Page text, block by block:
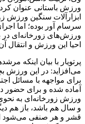
ورزش باستانی عنوان
ابزارآلات سنگین ورزش
سرسام آور بوده؛ اما
ورزش‌های زورخانه‌ای در
احیا این ورزش و انتقال
پرتویار با بیان اینکه
می‌افزاید: در این ورزش
برای مواجهه با مسائل
آماده شده و برای حضور
ورزش زورخانه‌ای به
و سال هم باشد، باز هم
قشر و هر صنفی می‌شود